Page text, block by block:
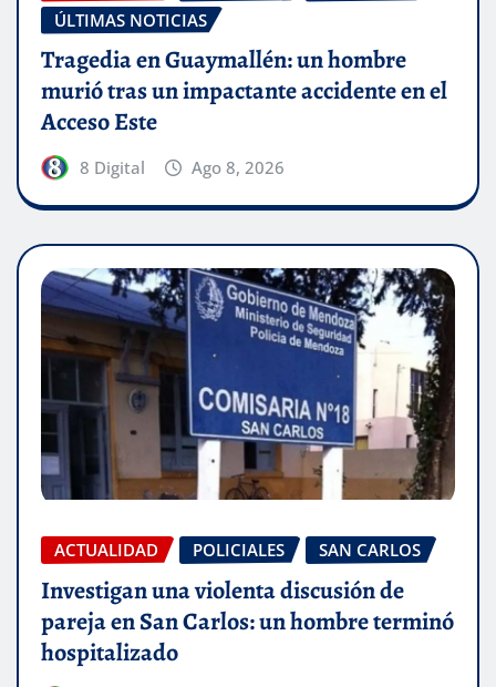
ÚLTIMAS NOTICIAS
Tragedia en Guaymallén: un hombre
murió tras un impactante accidente en el
Acceso Este
8 Digital Ago 8, 2026
ACTUALIDAD POLICIALES SAN CARLOS
Investigan una violenta discusión de
pareja en San Carlos: un hombre terminó
hospitalizado